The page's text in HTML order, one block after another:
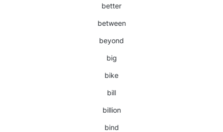
better
between
beyond
big
bike
bill
billion
bind